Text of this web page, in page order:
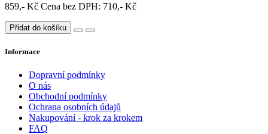
859,- Kč Cena bez DPH: 710,- Kč
Přidat do košíku
Informace
Dopravní podmínky
O nás
Obchodní podmínky
Ochrana osobních údajů
Nakupování - krok za krokem
FAQ